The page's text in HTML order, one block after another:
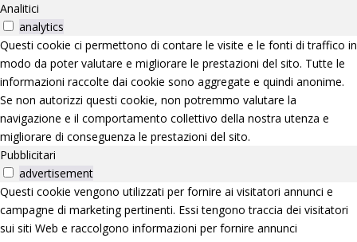
Analitici
analytics
Questi cookie ci permettono di contare le visite e le fonti di traffico in
modo da poter valutare e migliorare le prestazioni del sito. Tutte le
informazioni raccolte dai cookie sono aggregate e quindi anonime.
Se non autorizzi questi cookie, non potremmo valutare la
navigazione e il comportamento collettivo della nostra utenza e
migliorare di conseguenza le prestazioni del sito.
Pubblicitari
advertisement
Questi cookie vengono utilizzati per fornire ai visitatori annunci e
campagne di marketing pertinenti. Essi tengono traccia dei visitatori
sui siti Web e raccolgono informazioni per fornire annunci